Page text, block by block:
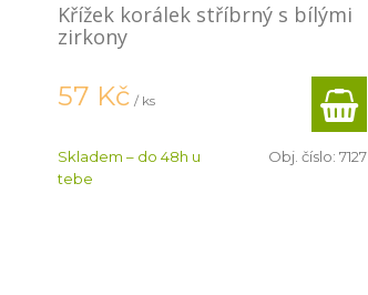
Křížek korálek stříbrný s bílými
zirkony
57 Kč / ks
Skladem – do 48h u
tebe
Obj. číslo: 7127